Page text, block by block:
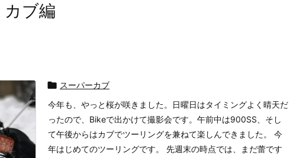
ブ編
 スーパーカブ
今年も、やっと桜が咲きました。日曜日はタイミングよく晴天だ
ったので、Bikeで出かけて撮影会です。午前中は900SS、そし
て午後からはカブでツーリングを兼ねて楽しんできました。 今
年はじめてのツーリングです。 先週末の時点では、まだ蕾です